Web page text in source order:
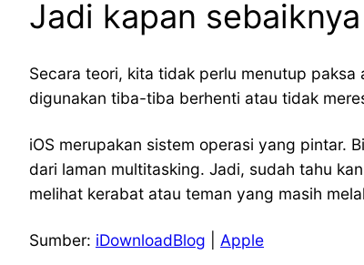
Jadi kapan
Secara teori, kita tidak perlu menutup
digunakan tiba-tiba berhenti atau tidak
iOS merupakan sistem operasi yang pintar.
dari laman multitasking. Jadi, sudah tahu
melihat kerabat atau teman yang masih
Sumber: iDownloadBlog Apple